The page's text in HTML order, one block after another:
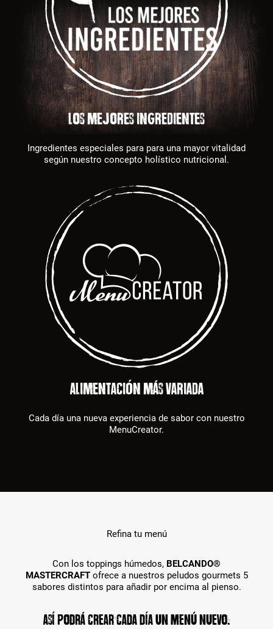
LOS MEJORES INGREDIENTES
Ingredientes especiales para para una mayor vitalidad
según nuestro concepto holístico nutricional.
ALIMENTACIÓN MÁS VARIADA
Cada día una nueva experiencia de sabor con nuestro
MenuCreator.
Refina tu menú
Con los toppings húmedos, BELCANDO®
MASTERCRAFTofrece a nuestros peludos gourmets 5
sabores distintos para añadir por encima al pienso.
Así podrá crear cada día un menú nuevo.